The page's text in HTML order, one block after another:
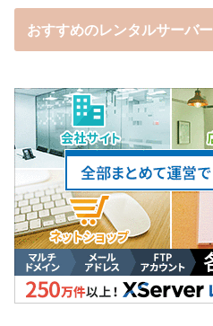
おすすめのレンタルサーバー